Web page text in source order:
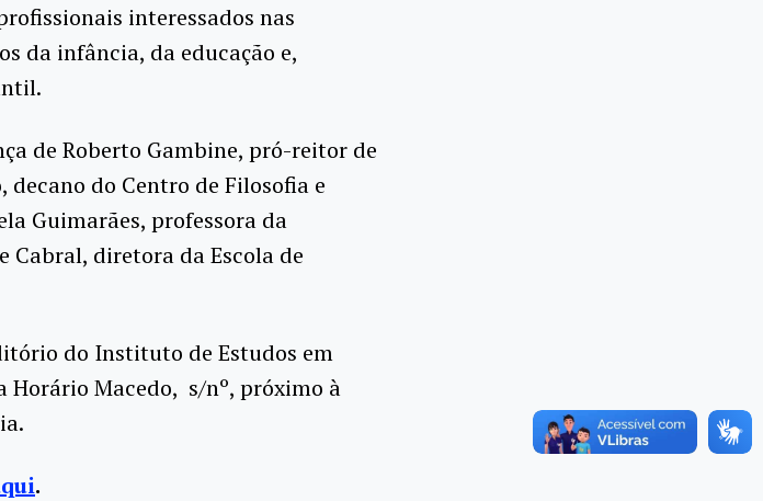
interessados nas
da infância, da educação e,
de Roberto Gambine, pró-reitor de
decano do Centro de Filosofia e
Guimarães, professora da
Cabral, diretora da Escola de
do Instituto de Estudos em
Horário Macedo, s/nº, próximo à
.